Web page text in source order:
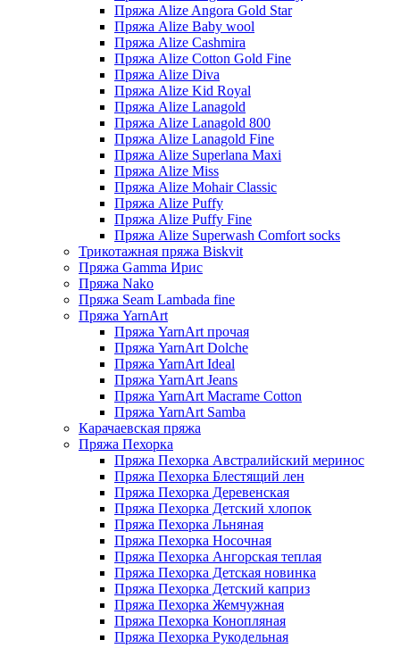
Пряжа Alize Angora Gold Star
Пряжа Alize Baby wool
Пряжа Alize Cashmira
Пряжа Alize Cotton Gold Fine
Пряжа Alize Diva
Пряжа Alize Kid Royal
Пряжа Alize Lanagold
Пряжа Alize Lanagold 800
Пряжа Alize Lanagold Fine
Пряжа Alize Superlana Maxi
Пряжа Alize Miss
Пряжа Alize Mohair Classic
Пряжа Alize Puffy
Пряжа Alize Puffy Fine
Пряжа Alize Superwash Comfort socks
Трикотажная пряжа Biskvit
Пряжа Gamma Ирис
Пряжа Nako
Пряжа Seam Lambada fine
Пряжа YarnArt
Пряжа YarnArt прочая
Пряжа YarnArt Dolche
Пряжа YarnArt Ideal
Пряжа YarnArt Jeans
Пряжа YarnArt Macrame Cotton
Пряжа YarnArt Samba
Карачаевская пряжа
Пряжа Пехорка
Пряжа Пехорка Австралийский меринос
Пряжа Пехорка Блестящий лен
Пряжа Пехорка Деревенская
Пряжа Пехорка Детский хлопок
Пряжа Пехорка Льняная
Пряжа Пехорка Носочная
Пряжа Пехорка Ангорская теплая
Пряжа Пехорка Детская новинка
Пряжа Пехорка Детский каприз
Пряжа Пехорка Жемчужная
Пряжа Пехорка Конопляная
Пряжа Пехорка Рукодельная